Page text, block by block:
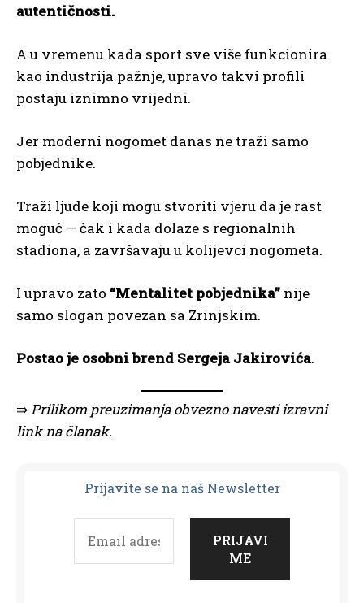
autentičnosti.
A u vremenu kada sport sve više funkcionira
kao industrija pažnje, upravo takvi profili
postaju iznimno vrijedni.
Jer moderni nogomet danas ne traži samo
pobjednike.
Traži ljude koji mogu stvoriti vjeru da je rast
moguć — čak i kada dolaze s regionalnih
stadiona, a završavaju u kolijevci nogometa.
I upravo zato “Mentalitet pobjednika” nije
samo slogan povezan sa Zrinjskim.
Postao je osobni brend Sergeja Jakirovića.
⇛Prilikom preuzimanja obvezno navesti izravni
link na članak.
Prijavite se na naš Newsletter